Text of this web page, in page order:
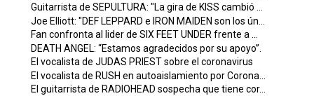
Guitarrista de SEPULTURA: "La gira de KISS cambió ...
Joe Elliott: "DEF LEPPARD e IRON MAIDEN son los ún...
Fan confronta al lider de SIX FEET UNDER frente a ...
DEATH ANGEL: “Estamos agradecidos por su apoyo”.
El vocalista de JUDAS PRIEST sobre el coronavirus
El vocalista de RUSH en autoaislamiento por Corona...
El guitarrista de RADIOHEAD sospecha que tiene cor...